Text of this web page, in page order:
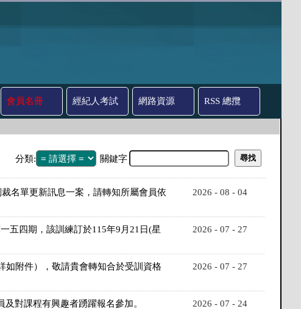
會員名冊 經紀人考試 網路資源 RSS 總攬
分類: 關鍵字
名單更新訊息一案，請轉知所屬會員依
2026 - 08 - 04
五四期，該訓練訂於115年9月21日(星
2026 - 07 - 27
如附件），敬請貴會轉知合於受訓資格
2026 - 07 - 27
對課程有興趣者踴躍報名參加。 2026 - 07 - 24